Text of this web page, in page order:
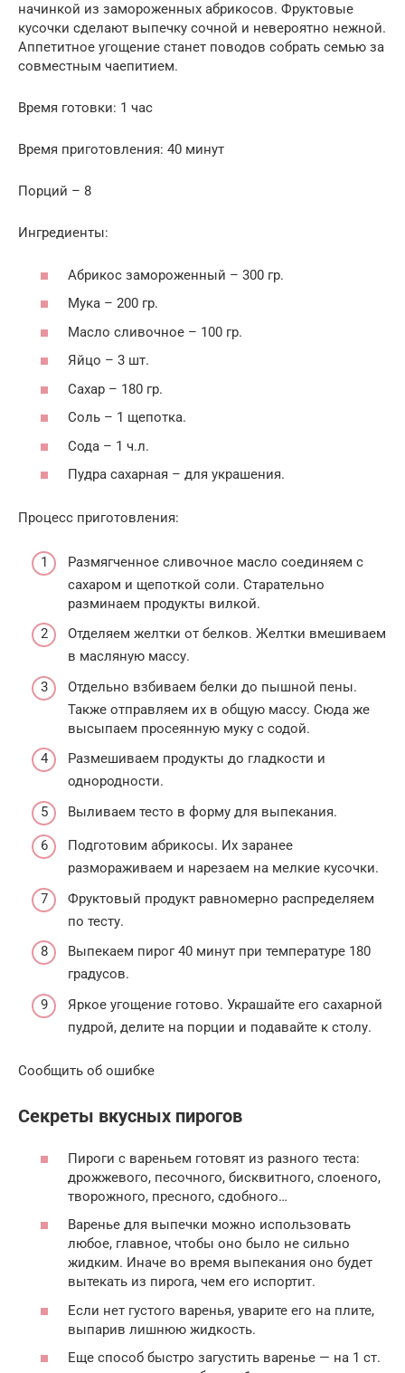
начинкой из замороженных абрикосов. Фруктовые
кусочки сделают выпечку сочной и невероятно нежной.
Аппетитное угощение станет поводов собрать семью за
совместным чаепитием.
Время готовки: 1 час
Время приготовления: 40 минут
Порций – 8
Ингредиенты:
Абрикос замороженный – 300 гр.
Мука – 200 гр.
Масло сливочное – 100 гр.
Яйцо – 3 шт.
Сахар – 180 гр.
Соль – 1 щепотка.
Сода – 1 ч.л.
Пудра сахарная – для украшения.
Процесс приготовления:
Размягченное сливочное масло соединяем с
сахаром и щепоткой соли. Старательно
разминаем продукты вилкой.
Отделяем желтки от белков. Желтки вмешиваем
в масляную массу.
Отдельно взбиваем белки до пышной пены.
Также отправляем их в общую массу. Сюда же
высыпаем просеянную муку с содой.
Размешиваем продукты до гладкости и
однородности.
Выливаем тесто в форму для выпекания.
Подготовим абрикосы. Их заранее
размораживаем и нарезаем на мелкие кусочки.
Фруктовый продукт равномерно распределяем
по тесту.
Выпекаем пирог 40 минут при температуре 180
градусов.
Яркое угощение готово. Украшайте его сахарной
пудрой, делите на порции и подавайте к столу.
Сообщить об ошибке
Секреты вкусных пирогов
Пироги с вареньем готовят из разного теста:
дрожжевого, песочного, бисквитного, слоеного,
творожного, пресного, сдобного…
Варенье для выпечки можно использовать
любое, главное, чтобы оно было не сильно
жидким. Иначе во время выпекания оно будет
вытекать из пирога, чем его испортит.
Если нет густого варенья, уварите его на плите,
выпарив лишнюю жидкость.
Еще способ быстро загустить варенье — на 1 ст.